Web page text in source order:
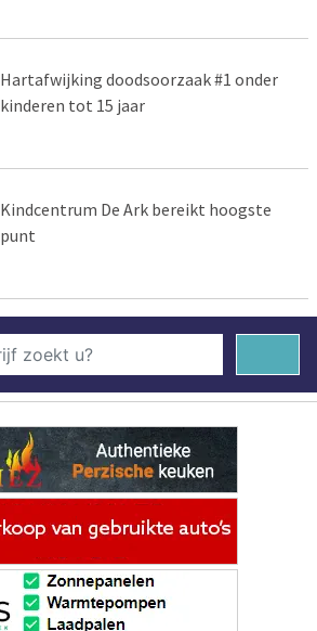
Hartafwijking doodsoorzaak #1 onder
kinderen tot 15 jaar
Kindcentrum De Ark bereikt hoogste
punt